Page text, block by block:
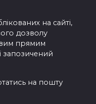
на сайті,
дозволу
прямим
запозичений
на пошту